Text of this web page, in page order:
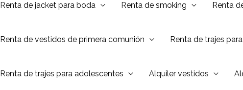
Renta de jacket para boda Renta de smoking Renta
Renta de vestidos de primera comunión Renta de trajes
Renta de trajes para adolescentes Alquiler vestidos